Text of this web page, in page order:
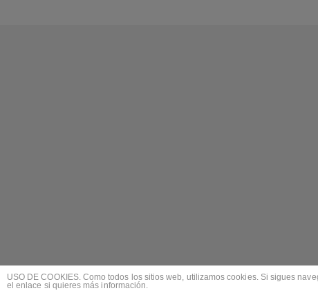
USO DE COOKIES. Como todos los sitios web, utilizamos cookies. Si sigues
el enlace si quieres más información.